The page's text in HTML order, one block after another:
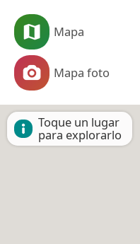
Mapa
Mapa foto
Toque un lugar
para explorarlo